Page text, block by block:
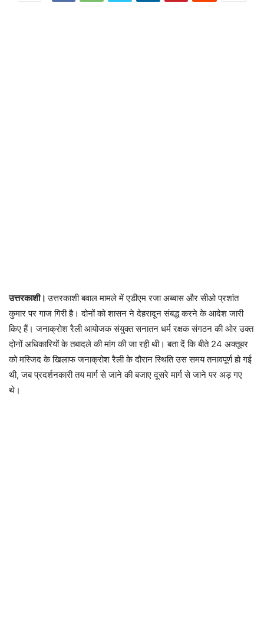
उत्तरकाशी।उत्तरकाशी बवाल मामले में एडीएम रजा अब्बास और सीओ प्रशांत
कुमार पर गाज गिरी है। दोनों को शासन ने देहरादून संबद्ध करने के आदेश जारी
किए हैं। जनाक्रोश रैली आयोजक संयुक्त सनातन धर्म रक्षक संगठन की ओर उक्त
दोनों अधिकारियों के तबादले की मांग की जा रही थी। बता दें कि बीते 24 अक्तूबर
को मस्जिद के खिलाफ जनाक्रोश रैली के दौरान स्थिति उस समय तनावपूर्ण हो गई
थी, जब प्रदर्शनकारी तय मार्ग से जाने की बजाए दूसरे मार्ग से जाने पर अड़ गए
थे।